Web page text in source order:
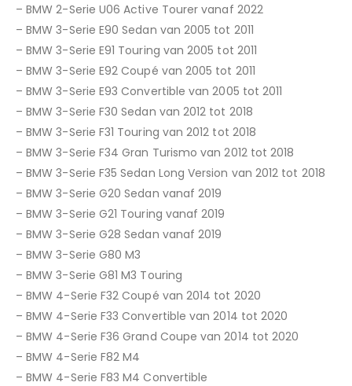
– BMW 2-Serie U06 Active Tourer vanaf 2022
– BMW 3-Serie E90 Sedan van 2005 tot 2011
– BMW 3-Serie E91 Touring van 2005 tot 2011
– BMW 3-Serie E92 Coupé van 2005 tot 2011
– BMW 3-Serie E93 Convertible van 2005 tot 2011
– BMW 3-Serie F30 Sedan van 2012 tot 2018
– BMW 3-Serie F31 Touring van 2012 tot 2018
– BMW 3-Serie F34 Gran Turismo van 2012 tot 2018
– BMW 3-Serie F35 Sedan Long Version van 2012 tot 2018
– BMW 3-Serie G20 Sedan vanaf 2019
– BMW 3-Serie G21 Touring vanaf 2019
– BMW 3-Serie G28 Sedan vanaf 2019
– BMW 3-Serie G80 M3
– BMW 3-Serie G81 M3 Touring
– BMW 4-Serie F32 Coupé van 2014 tot 2020
– BMW 4-Serie F33 Convertible van 2014 tot 2020
– BMW 4-Serie F36 Grand Coupe van 2014 tot 2020
– BMW 4-Serie F82 M4
– BMW 4-Serie F83 M4 Convertible